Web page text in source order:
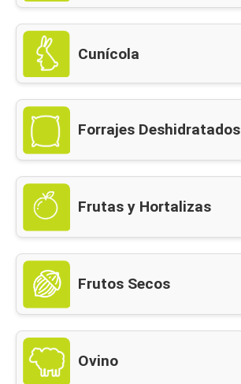
Cunícola
Forrajes Deshidratados
Frutas y Hortalizas
Frutos Secos
Ovino